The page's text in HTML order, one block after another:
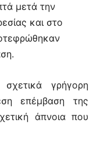
μετά την
και στο
γρήγορη
επέμβαση της
άπνοια που